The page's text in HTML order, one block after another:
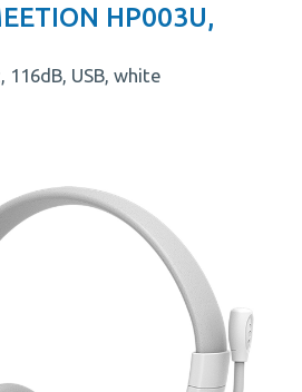
HP003U,
116dB, USB, white